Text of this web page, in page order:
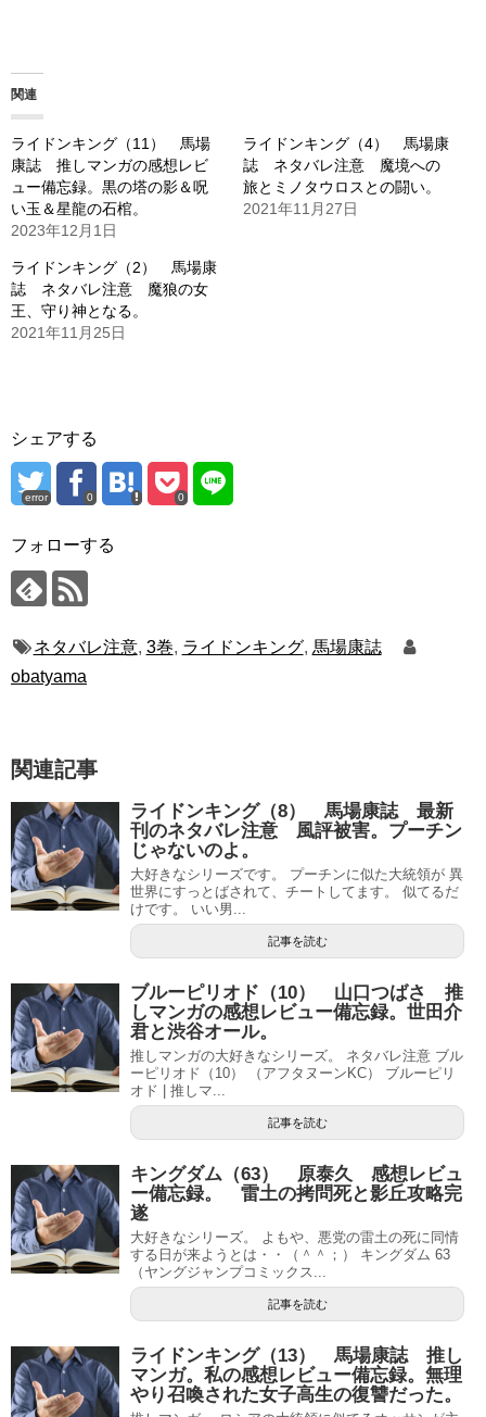
み
中…
関連
ライドンキング（11） 馬場
康誌 推しマンガの感想レビ
ュー備忘録。黒の塔の影＆呪
い玉＆星龍の石棺。
2023年12月1日
ライドンキング（4） 馬場康
誌 ネタバレ注意 魔境への
旅とミノタウロスとの闘い。
2021年11月27日
ライドンキング（2） 馬場康
誌 ネタバレ注意 魔狼の女
王、守り神となる。
2021年11月25日
シェアする
error 0 0
フォローする
ネタバレ注意, 3巻, ライドンキング, 馬場康誌
obatyama
関連記事
ライドンキング（8） 馬場康誌 最新
刊のネタバレ注意 風評被害。プーチン
じゃないのよ。
大好きなシリーズです。 プーチンに似た大統領が 異
世界にすっとばされて、チートしてます。 似てるだ
けです。 いい男...
記事を読む
ブルーピリオド（10） 山口つばさ 推
しマンガの感想レビュー備忘録。世田介
君と渋谷オール。
推しマンガの大好きなシリーズ。 ネタバレ注意 ブル
ーピリオド（10） （アフタヌーンKC） ブルーピリ
オド | 推しマ...
記事を読む
キングダム（63） 原泰久 感想レビュ
ー備忘録。 雷土の拷問死と影丘攻略完
遂
大好きなシリーズ。 よもや、悪党の雷土の死に同情
する日が来ようとは・・（＾＾；） キングダム 63
（ヤングジャンプコミックス...
記事を読む
ライドンキング（13） 馬場康誌 推し
マンガ。私の感想レビュー備忘録。無理
やり召喚された女子高生の復讐だった。